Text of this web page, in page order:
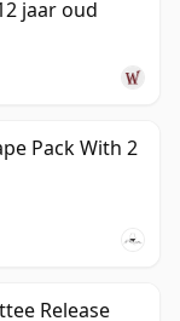
jaar oud
Pack With 2
Release